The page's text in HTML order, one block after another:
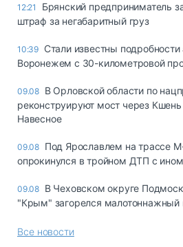
12:21
Брянский предприниматель
штраф за негабаритный груз
10:39 Стали известны
Воронежем с 30-километровой
09.08 В Орловской области по
реконструируют мост через
Навесное
09.08 Под Ярославлем на трассе
опрокинулся в тройном ДТП с
09.08 В Чеховском округе
"Крым" загорелся малотоннажный
Все новости